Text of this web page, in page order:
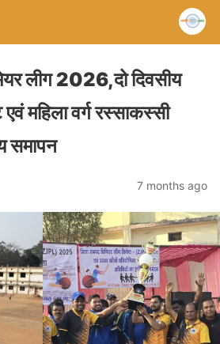
लीग 2026,दो दिवसीय
महिला वर्ग रस्साकस्सी
समापन
7 months ago